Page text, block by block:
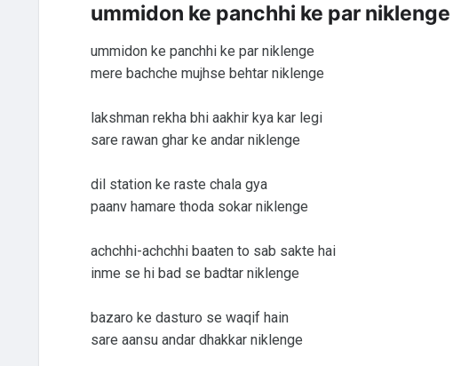
ummidon ke panchhi ke par niklenge
ummidon ke panchhi ke par niklenge
mere bachche mujhse behtar niklenge
lakshman rekha bhi aakhir kya kar legi
sare rawan ghar ke andar niklenge
dil station ke raste chala gya
paanv hamare thoda sokar niklenge
achchhi-achchhi baaten to sab sakte hai
inme se hi bad se badtar niklenge
bazaro ke dasturo se waqif hain
sare aansu andar dhakkar niklenge